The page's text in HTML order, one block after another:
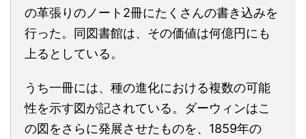
の革張りのノート2冊にたくさんの書き込みを
行った。同図書館は、その価値は何億円にも
上るとしている。
うち一冊には、種の進化における複数の可能
性を示す図が記されている。ダーウィンはこ
の図をさらに発展させたものを、1859年の